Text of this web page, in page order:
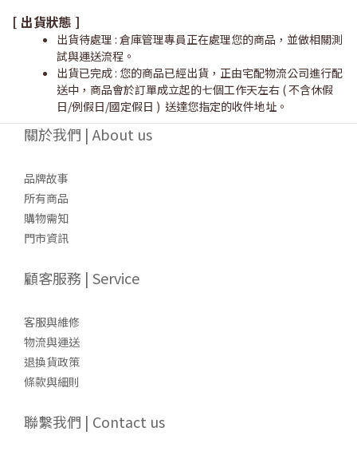
[ 出貨狀態 ]
出貨待處理 : 倉庫管理專員正在處理您的商品，並做相關測
試與運送流程。
出貨已完成 : 您的商品已經出貨，正由宅配物流公司進行配
送中，商品會於訂單成立起的七個工作天左右 ( 不含休假
日/例假日/國定假日 ) 送達您指定的收件地址。
關於我們 | About us
品牌故事
所有商品
購物需知
門市資訊
顧客服務 | Service
客服與維修
物流與運送
退換貨政策
條款與細則
聯繫我們 | Contact us